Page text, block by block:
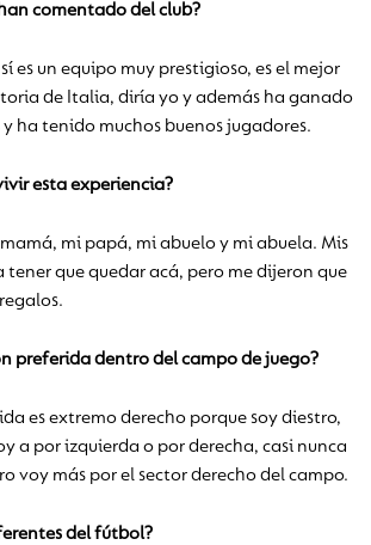
comentado del club?
es un equipo muy prestigioso, es el mejor
de Italia, diría yo y además ha ganado
ha tenido muchos buenos jugadores.
esta experiencia?
mi papá, mi abuelo y mi abuela. Mis
tener que quedar acá, pero me dijeron que
preferida dentro del campo de juego?
es extremo derecho porque soy diestro,
a por izquierda o por derecha, casi nunca
voy más por el sector derecho del campo.
del fútbol?